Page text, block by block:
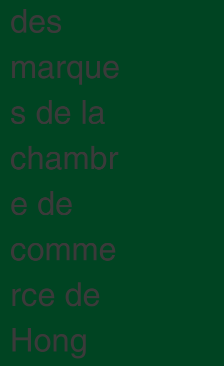
des
marque
s de la
chambr
e de
comme
rce de
Hong